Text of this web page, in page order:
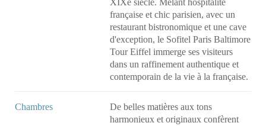
XIXe siècle. Mêlant hospitalité
française et chic parisien, avec un
restaurant bistronomique et une cave
d'exception, le Sofitel Paris Baltimore
Tour Eiffel immerge ses visiteurs
dans un raffinement authentique et
contemporain de la vie à la française.
Chambres
De belles matières aux tons
harmonieux et originaux confèrent